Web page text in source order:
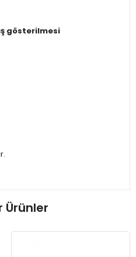
gösterilmesi
Ürünler